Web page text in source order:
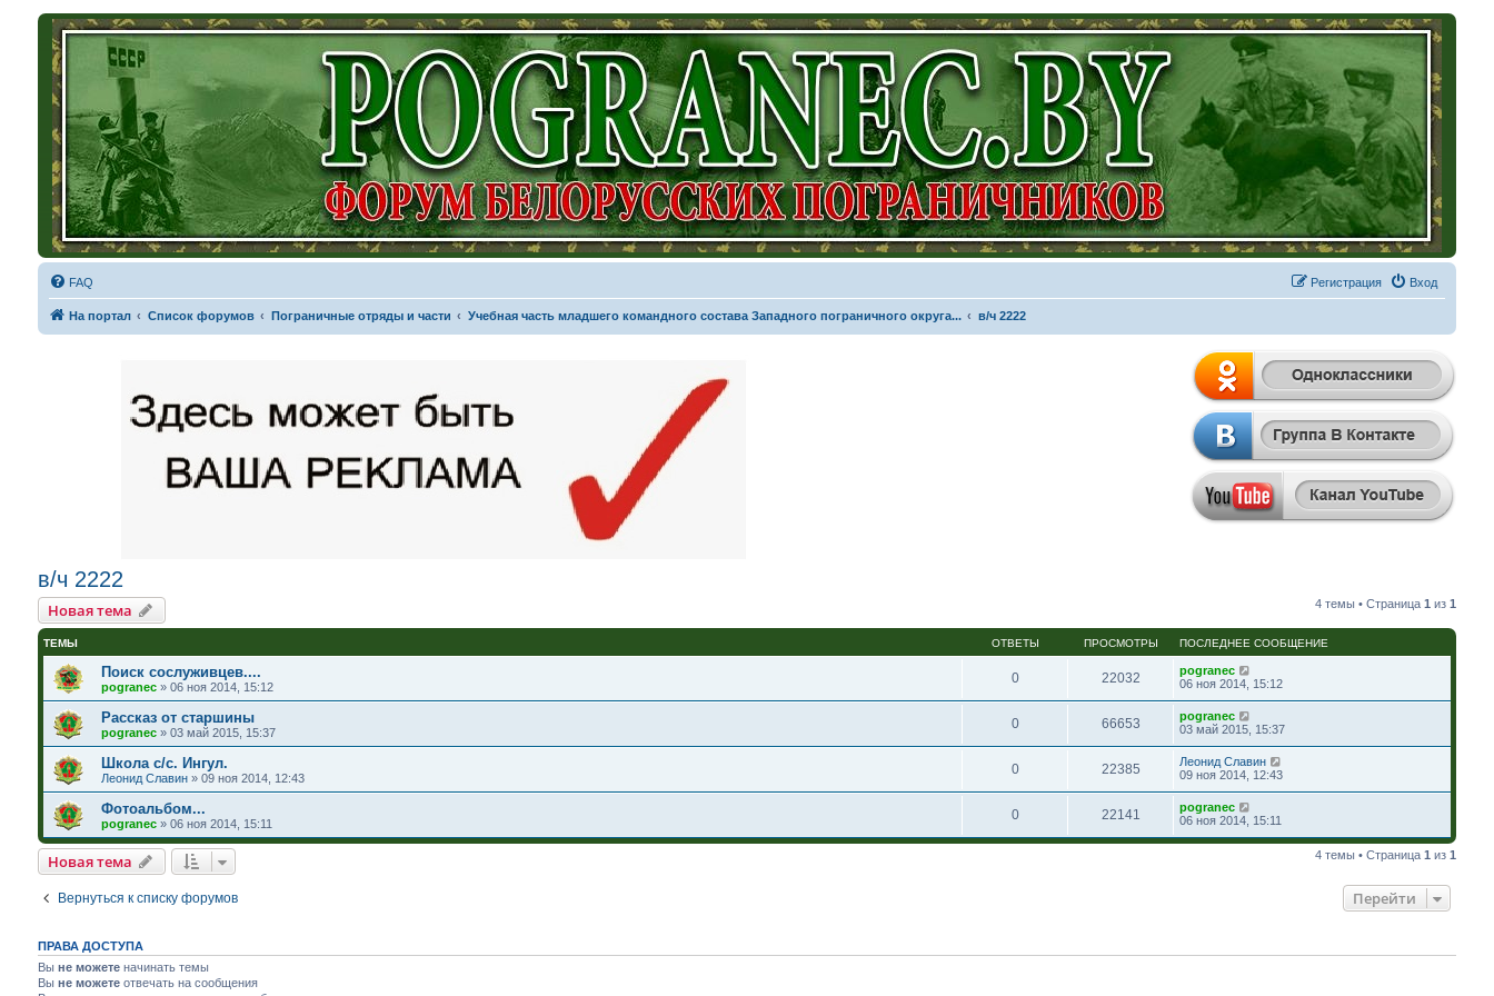
FAQ Вход
Регистрация
На портал Список форумов Пограничные отряды и части Учебная часть младшего командного состава Западного пограничного округа... в/ч 2222
в/ч 2222
Новая тема 4 темы • Страница1 из1
ТЕМЫ ОТВЕТЫ ПРОСМОТРЫ ПОСЛЕДНЕЕ СООБЩЕНИЕ
Поиск сослуживцев....
pogranec» 06 ноя 2014, 15:12
0 22032
pogranec
06 ноя 2014, 15:12
Рассказ от старшины
pogranec» 03 май 2015, 15:37
0 66653
pogranec
03 май 2015, 15:37
Школа с/с. Ингул.
Леонид Славин» 09 ноя 2014, 12:43
0 22385
Леонид Славин
09 ноя 2014, 12:43
Фотоальбом...
pogranec» 06 ноя 2014, 15:11
0 22141
pogranec
06 ноя 2014, 15:11
Новая тема 4 темы • Страница1 из1
Вернуться к списку форумов Перейти
ПРАВА ДОСТУПА
Вы не можетеначинать темы
Вы не можетеотвечать на сообщения